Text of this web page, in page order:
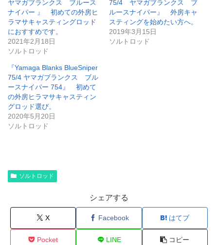
ヤマガブランクス ブルース
ナイパー 』 初めての外房ヒ
ラマサキャスティングロッド
におすすめです。
2021年2月18日
ソルトロッド
75/4 ヤマガブランクス ブ
ルースナイパー』 外房キャ
スティングを始めたい方へ。
2019年3月15日
ソルトロッド
『Yamaga Blanks BlueSniper
75/4 ヤマガブランクス ブル
ースナイパー 754』 初めて
の外房ヒラマサキャスティン
グロッド選び。
2020年5月20日
ソルトロッド
ソルトロッド
シェアする
X Facebook はてブ
Pocket LINE コピー